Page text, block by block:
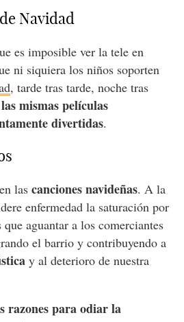
Navidad
es imposible ver la tele en
ni siquiera los niños soporten
, tarde tras tarde, noche tras
mismas películas
divertidas.
las canciones navideñas. A la
enfermedad la saturación por
aguantar a los comerciantes
el barrio y contribuyendo a
y al deterioro de nuestra
razones para odiar la